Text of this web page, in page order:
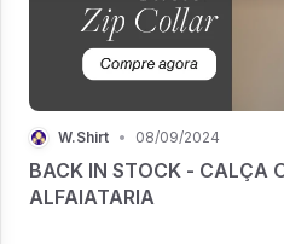
W.Shirt • 08/09/2024
BACK IN STOCK - CALÇA
ALFAIATARIA